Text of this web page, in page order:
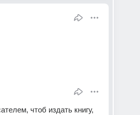
чтоб издать книгу,